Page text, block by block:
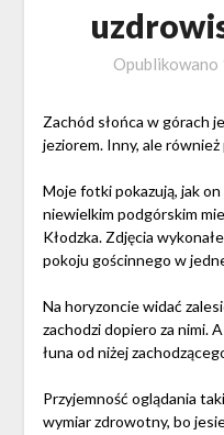
Opublikowano
Zachód słońca w górach
jeziorem. Inny, ale również
Moje fotki pokazują, jak
niewielkim podgórskim
Kłodzka. Zdjęcia
pokoju gościnnego w
Na horyzoncie widać
zachodzi dopiero za nimi.
łuna od niżej
Przyjemność oglądania
wymiar zdrowotny, bo